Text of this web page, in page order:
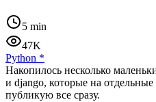
5 min
47K
Python *
Накопилось несколько
и django, которые на
публикую все сразу.